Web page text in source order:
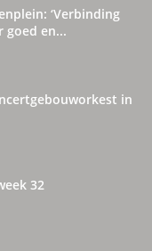
‘Verbinding
goed en...
in
32